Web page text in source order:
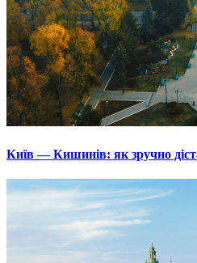
Київ — Кишинів: як зручно